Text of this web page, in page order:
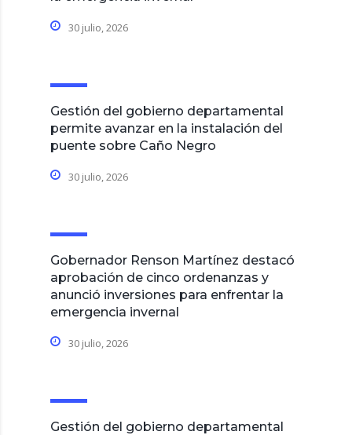
30 julio, 2026
Gestión del gobierno departamental
permite avanzar en la instalación del
puente sobre Caño Negro
30 julio, 2026
Gobernador Renson Martínez destacó
aprobación de cinco ordenanzas y
anunció inversiones para enfrentar la
emergencia invernal
30 julio, 2026
Gestión del gobierno departamental